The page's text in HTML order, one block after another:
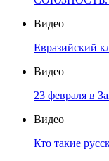
Видео
Евразийский
Видео
23 февраля в
Видео
Кто такие